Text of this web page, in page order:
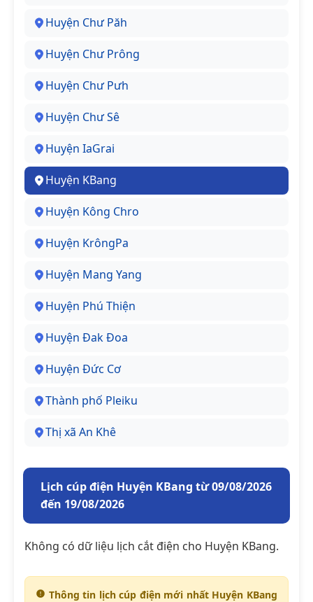
Huyện Chư Păh
Huyện Chư Prông
Huyện Chư Pưh
Huyện Chư Sê
Huyện IaGrai
Huyện KBang
Huyện Kông Chro
Huyện KrôngPa
Huyện Mang Yang
Huyện Phú Thiện
Huyện Đak Đoa
Huyện Đức Cơ
Thành phố Pleiku
Thị xã An Khê
Lịch cúp điện Huyện KBang từ 09/08/2026
đến 19/08/2026
Không có dữ liệu lịch cắt điện cho Huyện KBang.
Thông tin lịch cúp điện mới nhất Huyện KBang